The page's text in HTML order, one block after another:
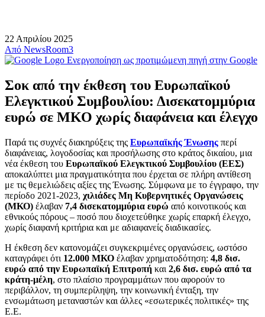
22 Απριλίου 2025
Από NewsRoom3
Ενεργοποίηση ως προτιμώμενη πηγή στην Google
Σοκ από την έκθεση του Ευρωπαϊκού
Ελεγκτικού Συμβουλίου: Δισεκατομμύρια
ευρώ σε ΜΚΟ χωρίς διαφάνεια και έλεγχο
Παρά τις συχνές διακηρύξεις της Ευρωπαϊκής Ένωσης περί
διαφάνειας, λογοδοσίας και προσήλωσης στο κράτος δικαίου, μια
νέα έκθεση του Ευρωπαϊκού Ελεγκτικού Συμβουλίου (ΕΕΣ)
αποκαλύπτει μια πραγματικότητα που έρχεται σε πλήρη αντίθεση
με τις θεμελιώδεις αξίες της Ένωσης. Σύμφωνα με το έγγραφο, την
περίοδο 2021-2023, χιλιάδες Μη Κυβερνητικές Οργανώσεις
(ΜΚΟ) έλαβαν 7,4 δισεκατομμύρια ευρώ από κοινοτικούς και
εθνικούς πόρους – ποσό που διοχετεύθηκε χωρίς επαρκή έλεγχο,
χωρίς διαφανή κριτήρια και με αδιαφανείς διαδικασίες.
Η έκθεση δεν κατονομάζει συγκεκριμένες οργανώσεις, ωστόσο
καταγράφει ότι 12.000 ΜΚΟ έλαβαν χρηματοδότηση: 4,8 δισ.
ευρώ από την Ευρωπαϊκή Επιτροπή και 2,6 δισ. ευρώ από τα
κράτη-μέλη, στο πλαίσιο προγραμμάτων που αφορούν το
περιβάλλον, τη συμπερίληψη, την κοινωνική ένταξη, την
ενσωμάτωση μεταναστών και άλλες «εσωτερικές πολιτικές» της
Ε.Ε.